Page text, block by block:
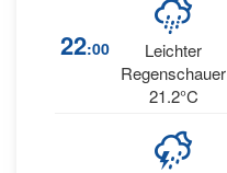
22:00
Leichter
Regenschauer
21.2°C